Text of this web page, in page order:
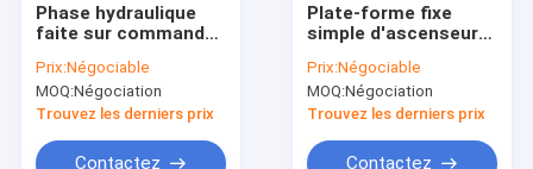
Phase hydraulique
faite sur commande
table élévatrice 3 des
ciseaux 1000kg à
télécommande
Prix:Négociable
MOQ:Négociation
Trouvez les derniers prix
Contactez
Plate-forme fixe
simple d'ascenseur
Height 1000mm de
GOST pour l'atelier
Prix:Négociable
MOQ:Négociation
Trouvez les derniers prix
Contactez